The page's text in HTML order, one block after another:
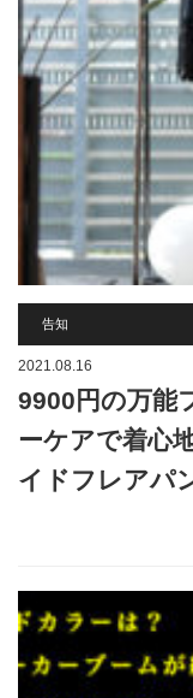
告知
2021.08.16
9900円の万能
ーケアで着心
イドフレアパ